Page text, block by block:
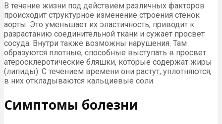
В течение жизни под действием различных факторов
происходит структурное изменение строения стенок
аорты. Это уменьшает их эластичность, приводит к
разрастанию соединительной ткани и сужает просвет
сосуда. Внутри также возможны нарушения. Там
образуются плотные, способные выступать в просвет
атеросклеротические бляшки, которые содержат жиры
(липиды). С течением времени они растут, уплотняются,
в них откладываются кальциевые соли.
Симптомы болезни